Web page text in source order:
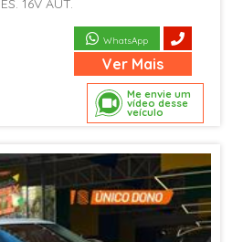
Me envie um
vídeo desse
veículo
16V AUT.
WhatsApp
Ver Mais